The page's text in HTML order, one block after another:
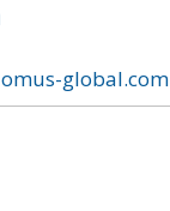
global.com